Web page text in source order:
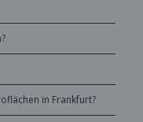
in Frankfurt?